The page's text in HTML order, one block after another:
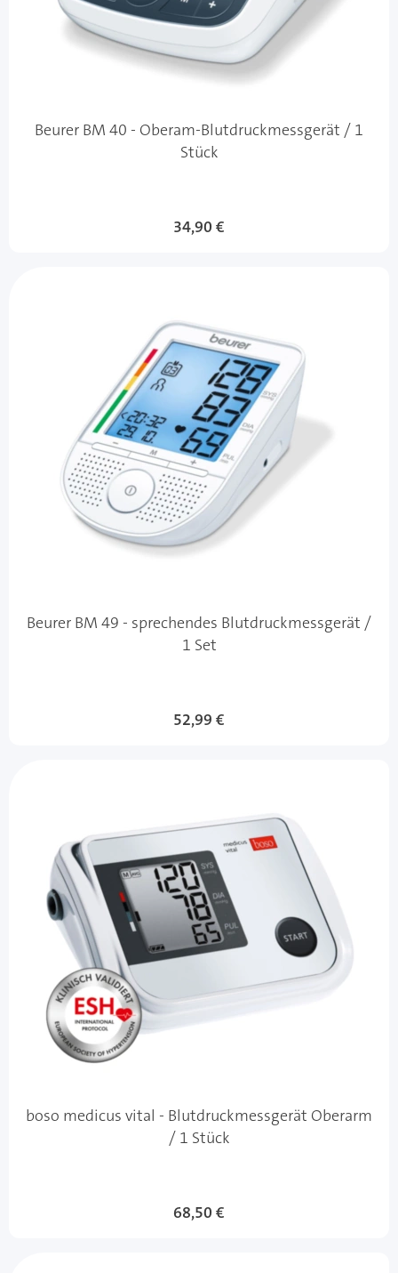
Beurer BM 40 - Oberam-Blutdruckmessgerät / 1
Stück
34,90 €
Beurer BM 49 - sprechendes Blutdruckmessgerät /
1 Set
52,99 €
boso medicus vital - Blutdruckmessgerät Oberarm
/ 1 Stück
68,50 €